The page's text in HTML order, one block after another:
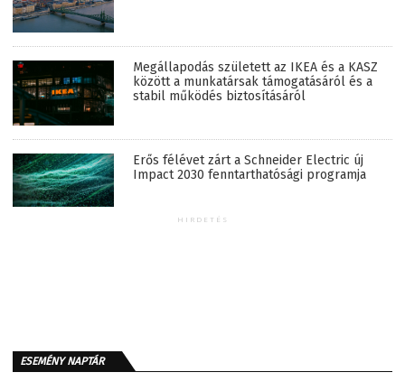
Megállapodás született az IKEA és a KASZ
között a munkatársak támogatásáról és a
stabil működés biztosításáról
Erős félévet zárt a Schneider Electric új
Impact 2030 fenntarthatósági programja
HIRDETÉS
ESEMÉNY NAPTÁR